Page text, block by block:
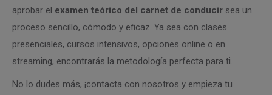
aprobar el examen teórico del carnet de conducir sea un
proceso sencillo, cómodo y eficaz. Ya sea con clases
presenciales, cursos intensivos, opciones online o en
streaming, encontrarás la metodología perfecta para ti.
No lo dudes más, ¡contacta con nosotros y empieza tu